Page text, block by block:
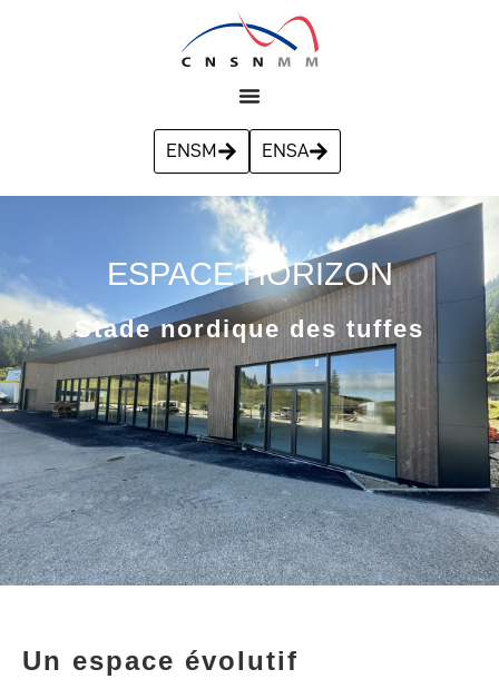
ENSM ENSA
ESPACE HORIZON
Stade nordique des tuffes
Un espace évolutif